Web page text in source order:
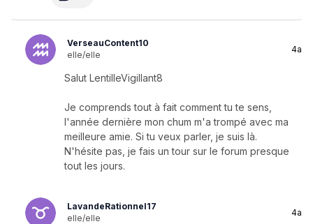
VerseauContent10
elle/elle
4a
Salut LentilleVigillant8
Je comprends tout à fait comment tu te sens,
l'année dernière mon chum m'a trompé avec ma
meilleure amie. Si tu veux parler, je suis là.
N'hésite pas, je fais un tour sur le forum presque
tout les jours.
LavandeRationnel17
elle/elle
4a